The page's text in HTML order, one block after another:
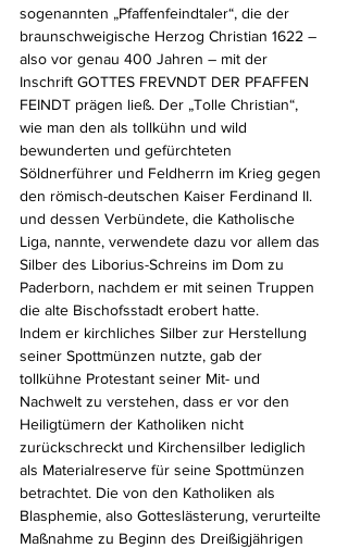
sogenannten „Pfaffenfeindtaler“, die der
braunschweigische Herzog Christian 1622 –
also vor genau 400 Jahren – mit der
Inschrift GOTTES FREVNDT DER PFAFFEN
FEINDT prägen ließ. Der „Tolle Christian“,
wie man den als tollkühn und wild
bewunderten und gefürchteten
Söldnerführer und Feldherrn im Krieg gegen
den römisch-deutschen Kaiser Ferdinand II.
und dessen Verbündete, die Katholische
Liga, nannte, verwendete dazu vor allem das
Silber des Liborius-Schreins im Dom zu
Paderborn, nachdem er mit seinen Truppen
die alte Bischofsstadt erobert hatte.
Indem er kirchliches Silber zur Herstellung
seiner Spottmünzen nutzte, gab der
tollkühne Protestant seiner Mit- und
Nachwelt zu verstehen, dass er vor den
Heiligtümern der Katholiken nicht
zurückschreckt und Kirchensilber lediglich
als Materialreserve für seine Spottmünzen
betrachtet. Die von den Katholiken als
Blasphemie, also Gotteslästerung, verurteilte
Maßnahme zu Beginn des Dreißigjährigen